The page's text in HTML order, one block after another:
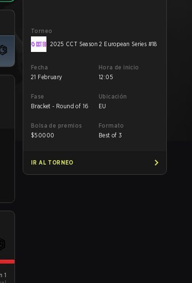
1
Torneo
2025 CCT Season 2 European Series #18
Fecha
21 February
Hora de inicio
12:05
Fase
Bracket - Round of 16
Ubicación
EU
Bolsa de premios
$50000
Formato
Best of 3
IR AL TORNEO